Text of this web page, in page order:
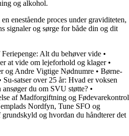
og alkohol.
enestående proces under graviditeten,
signaler og sørge for både din og dit
Alt du behøver vide •
at vide om lejeforhold og klager•
og Andre Vigtige Nødnumre • Børne-
Su-satser over 25 år: Hvad er voksen
ansøger du om SVU støtte? •
af Madforgiftning og Fødevarekontrol
Nordfyn, Tune SFO og
og hvordan du håndterer det